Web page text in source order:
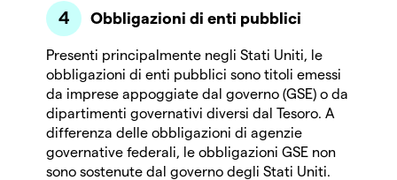
Obbligazioni di enti pubblici
Presenti principalmente negli Stati Uniti, le
obbligazioni di enti pubblici sono titoli emessi
da imprese appoggiate dal governo (GSE) o da
dipartimenti governativi diversi dal Tesoro. A
differenza delle obbligazioni di agenzie
governative federali, le obbligazioni GSE non
sono sostenute dal governo degli Stati Uniti.